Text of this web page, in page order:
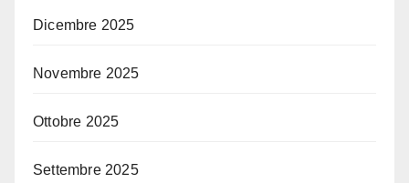
Dicembre 2025
Novembre 2025
Ottobre 2025
Settembre 2025